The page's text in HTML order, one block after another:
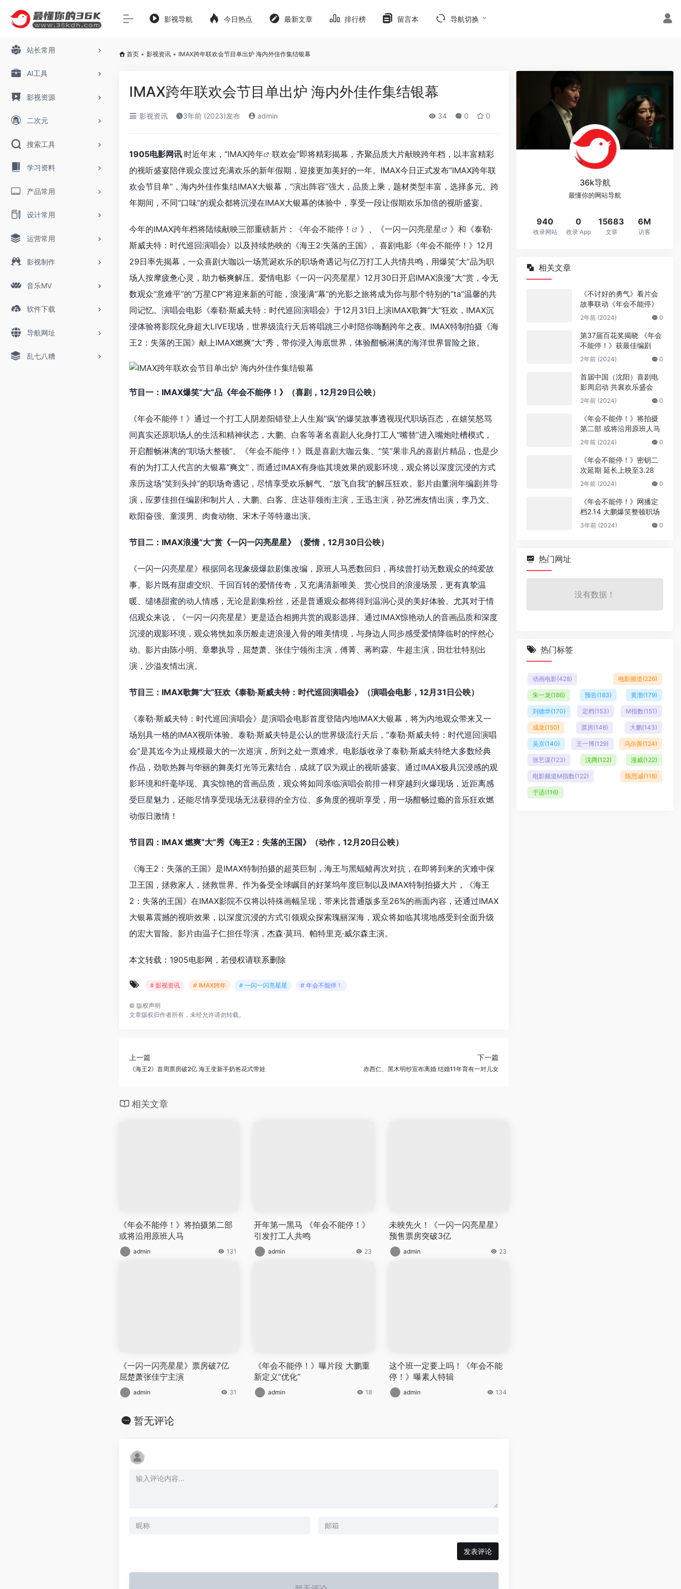
站长常用
AI工具
影视资源
二次元
搜索工具
学习资料
产品常用
设计常用
运营常用
影视制作
音乐MV
软件下载
导航网址
乱七八糟
影视导航 今日热点 最新文章 排行榜 留言本 导航切换
首页 • 影视资讯 • IMAX跨年联欢会节目单出炉 海内外佳作集结银幕
IMAX跨年联欢会节目单出炉 海内外佳作集结银幕
影视资讯 3年前 (2023)发布 admin 34 0 0
1905电影网讯 时近年末，“IMAX跨年
联欢会”即将精彩揭幕，齐聚品质大片献映跨年档，以丰富精彩
的视听盛宴陪伴观众度过充满欢乐的新年假期，迎接更加美好的一年。IMAX今日正式发布“IMAX跨年联
欢会节目单”，海内外佳作集结IMAX大银幕，“演出阵容”强大，品质上乘，题材类型丰富，选择多元。跨
年期间，不同“口味”的观众都将沉浸在IMAX大银幕的体验中，享受一段让假期欢乐加倍的视听盛宴。
今年的IMAX跨年档将陆续献映三部重磅新片：《年会不能停！ 》、《一闪一闪亮星星
》和《泰勒·
斯威夫特：时代巡回演唱会》以及持续热映的《海王2:失落的王国》。喜剧电影《年会不能停！》12月
29日率先揭幕，一众喜剧大咖以一场荒诞欢乐的职场奇遇记与亿万打工人共情共鸣，用爆笑“大”品为职
场人按摩疲惫心灵，助力畅爽解压。爱情电影《一闪一闪亮星星》12月30日开启IMAX浪漫“大”赏，令无
数观众“意难平”的“万星CP”将迎来新的可能，浪漫满“幕”的光影之旅将成为你与那个特别的“ta”温馨的共
同记忆。演唱会电影《泰勒·斯威夫特：时代巡回演唱会》于12月31日上演IMAX歌舞“大”狂欢，IMAX沉
浸体验将影院化身超大LIVE现场，世界级流行天后将唱跳三小时陪你嗨翻跨年之夜。IMAX特制拍摄《海
王2：失落的王国》献上IMAX燃爽“大”秀，带你浸入海底世界，体验酣畅淋漓的海洋世界冒险之旅。
节目一：IMAX爆笑“大”品《年会不能停！》（喜剧，12月29日公映）
《年会不能停！》通过一个打工人阴差阳错登上人生巅“疯”的爆笑故事透视现代职场百态，在嬉笑怒骂
间真实还原职场人的生活和精神状态，大鹏、白客等著名喜剧人化身打工人“嘴替”进入嘴炮吐槽模式，
开启酣畅淋漓的“职场大整顿”。《年会不能停！》既是喜剧大咖云集、“笑”果非凡的喜剧片精品，也是少
有的为打工人代言的大银幕“爽文”，而通过IMAX有身临其境效果的观影环境，观众将以深度沉浸的方式
亲历这场“笑到头掉”的职场奇遇记，尽情享受欢乐解气、“放飞自我”的解压狂欢。影片由董润年编剧并导
演，应萝佳担任编剧和制片人，大鹏、白客、庄达菲领衔主演，王迅主演，孙艺洲友情出演，李乃文、
欧阳奋强、童漠男、肉食动物、宋木子等特邀出演。
节目二：IMAX浪漫“大”赏《一闪一闪亮星星》（爱情，12月30日公映）
《一闪一闪亮星星》根据同名现象级爆款剧集改编，原班人马悉数回归，再续曾打动无数观众的纯爱故
事。影片既有甜虐交织、千回百转的爱情传奇，又充满清新唯美、赏心悦目的浪漫场景，更有真挚温
暖、缱绻甜蜜的动人情感，无论是剧集粉丝，还是普通观众都将得到温润心灵的美好体验。尤其对于情
侣观众来说，《一闪一闪亮星星》更是适合相拥共赏的观影选择。通过IMAX惊艳动人的音画品质和深度
沉浸的观影环境，观众将恍如亲历般走进浪漫入骨的唯美情境，与身边人同步感受爱情降临时的怦然心
动。影片由陈小明、章攀执导，屈楚萧、张佳宁领衔主演，傅菁、蒋昀霖、牛超主演，田壮壮特别出
演，沙溢友情出演。
节目三：IMAX歌舞“大”狂欢《泰勒·斯威夫特：时代巡回演唱会》（演唱会电影，12月31日公映）
《泰勒·斯威夫特：时代巡回演唱会》是演唱会电影首度登陆内地IMAX大银幕，将为内地观众带来又一
场别具一格的IMAX视听体验。泰勒·斯威夫特是公认的世界级流行天后，“泰勒·斯威夫特：时代巡回演唱
会”是其迄今为止规模最大的一次巡演，所到之处一票难求。电影版收录了泰勒·斯威夫特绝大多数经典
作品，劲歌热舞与华丽的舞美灯光等元素结合，成就了叹为观止的视听盛宴。通过IMAX极具沉浸感的观
影环境和纤毫毕现、真实惊艳的音画品质，观众将如同亲临演唱会前排一样穿越到火爆现场，近距离感
受巨星魅力，还能尽情享受现场无法获得的全方位、多角度的视听享受，用一场酣畅过瘾的音乐狂欢燃
动假日激情！
节目四：IMAX 燃爽“大”秀《海王2：失落的王国》（动作，12月20日公映）
《海王2：失落的王国》是IMAX特制拍摄的超英巨制，海王与黑蝠鲼再次对抗，在即将到来的灾难中保
卫王国，拯救家人，拯救世界。作为备受全球瞩目的好莱坞年度巨制以及IMAX特制拍摄大片，《海王
2：失落的王国》在IMAX影院不仅将以特殊画幅呈现，带来比普通版多至26%的画面内容，还通过IMAX
大银幕震撼的视听效果，以深度沉浸的方式引领观众探索瑰丽深海，观众将如临其境地感受到全面升级
的宏大冒险。影片由温子仁担任导演，杰森·莫玛、帕特里克·威尔森主演。
本文转载：1905电影网，若侵权请联系删除
# 影视资讯 # IMAX跨年 # 一闪一闪亮星星 # 年会不能停！
© 版权声明
文章版权归作者所有，未经允许请勿转载。
上一篇
《海王2》首周票房破2亿 海王变新手奶爸花式带娃
下一篇
赤西仁、黑木明纱宣布离婚 结婚11年育有一对儿女
相关文章
《年会不能停！》将拍摄第二部
或将沿用原班人马
admin 131
开年第一黑马 《年会不能停！》
引发打工人共鸣
admin 23
未映先火！《一闪一闪亮星星》
预售票房突破3亿
admin 23
《一闪一闪亮星星》票房破7亿
屈楚萧张佳宁主演
admin 31
《年会不能停！》曝片段 大鹏重
新定义“优化”
admin 18
这个班一定要上吗！《年会不能
停！》曝素人特辑
admin 134
暂无评论
发表评论
36k导航
最懂你的网站导航
940
收录网站
0
收录 App
15683
文章
6M
访客
相关文章
《不讨好的勇气》看片会
故事联动《年会不能停》
2年前 (2024) 0
第37届百花奖揭晓 《年会
不能停！》获最佳编剧
2年前 (2024) 0
首届中国（沈阳）喜剧电
影周启动 共襄欢乐盛会
2年前 (2024) 0
《年会不能停！》将拍摄
第二部 或将沿用原班人马
2年前 (2024) 0
《年会不能停！》密钥二
次延期 延长上映至3.28
2年前 (2024) 0
《年会不能停！》网播定
档2.14 大鹏爆笑整顿职场
3年前 (2024) 0
热门网址
没有数据！
热门标签
动画电影(428) 电影频道(226)
朱一龙(186) 预告(183) 黄渤(179)
刘德华(170) 定档(153) M指数(151)
成龙(150) 票房(148) 大鹏(143)
吴京(140) 王一博(129) 乌尔善(124)
张艺谋(123) 沈腾(122) 漫威(122)
电影频道M指数(122) 陈思诚(118)
于适(116)